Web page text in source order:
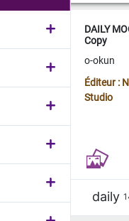
DAILY
Copy
o-okun
Éditeur :
Studio
daily